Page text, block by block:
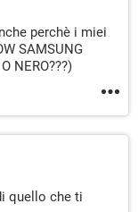
perchè i miei
SAMSUNG
NERO???)
quello che ti